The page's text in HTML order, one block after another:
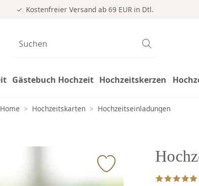
Kostenfreier Versand ab 69 EUR in Dtl.
Gästebuch Hochzeit Hochzeitskerzen
Home > Hochzeitskarten > Hochzeitseinladungen